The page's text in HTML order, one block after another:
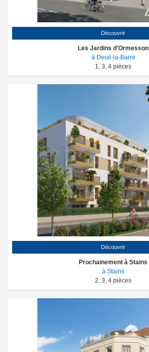
Découvrir
Les Jardins d'Ormesson
à Deuil-la-Barre
1
3 4 pièces
Découvrir
Prochainement à Stains
à Stains
2 3 4 pièces